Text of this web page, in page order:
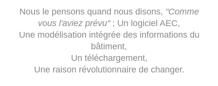
Nous le pensons quand nous disons, "Comme
vous l'aviez prévu"; Un logiciel AEC,
Une modélisation intégrée des informations du
bâtiment,
Un téléchargement,
Une raison révolutionnaire de changer.